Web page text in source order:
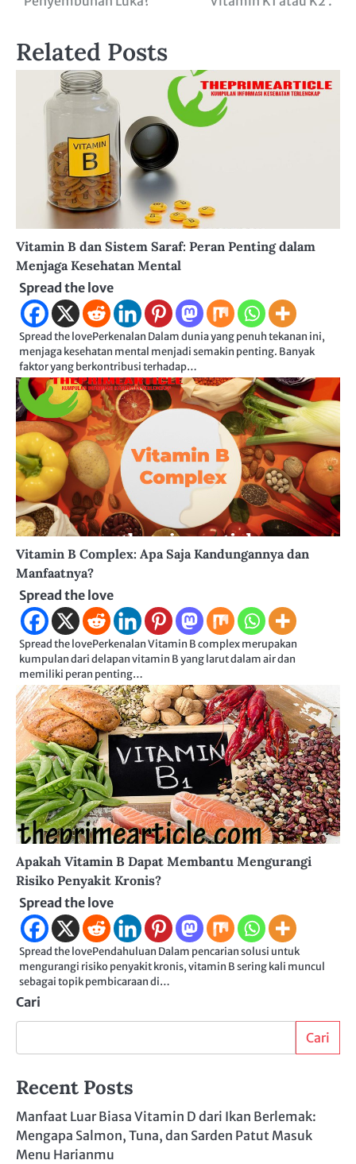
Related Posts
Vitamin B dan Sistem Saraf: Peran Penting dalam
Menjaga Kesehatan Mental
Spread the love
Spread the lovePerkenalan Dalam dunia yang penuh tekanan ini,
menjaga kesehatan mental menjadi semakin penting. Banyak
faktor yang berkontribusi terhadap…
Vitamin B Complex: Apa Saja Kandungannya dan
Manfaatnya?
Spread the love
Spread the lovePerkenalan Vitamin B complex merupakan
kumpulan dari delapan vitamin B yang larut dalam air dan
memiliki peran penting…
Apakah Vitamin B Dapat Membantu Mengurangi
Risiko Penyakit Kronis?
Spread the love
Spread the lovePendahuluan Dalam pencarian solusi untuk
mengurangi risiko penyakit kronis, vitamin B sering kali muncul
sebagai topik pembicaraan di…
Cari
Cari
Recent Posts
Manfaat Luar Biasa Vitamin D dari Ikan Berlemak:
Mengapa Salmon, Tuna, dan Sarden Patut Masuk
Menu Harianmu